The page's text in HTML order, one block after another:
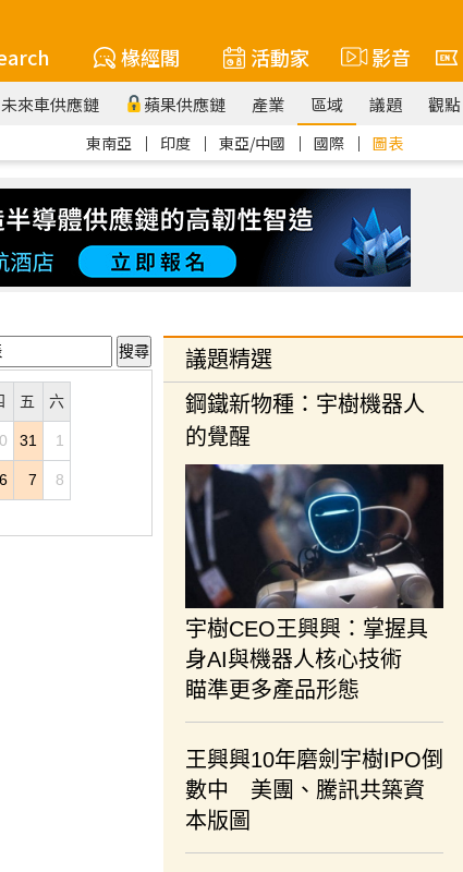
椽經閣 活動家 影音
未來車供應鏈 蘋果供應鏈 產業 區域 議題 觀點
東南亞 ｜ 印度 ｜ 東亞/中國 ｜ 國際 ｜ 圖表
五 六
31 1
7 8
議題精選
鋼鐵新物種：宇樹機器人
的覺醒
宇樹CEO王興興：掌握具
身AI與機器人核心技術
瞄準更多產品形態
王興興10年磨劍宇樹IPO倒
數中 美團、騰訊共築資
本版圖